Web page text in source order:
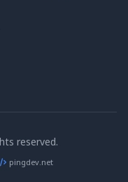
reserved.
pingdev.net